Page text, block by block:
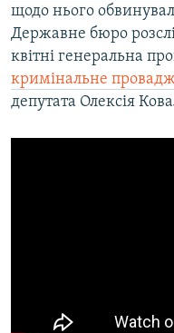
щодо нього
Державне бюро
квітні генеральна
кримінальне
депутата Олексія